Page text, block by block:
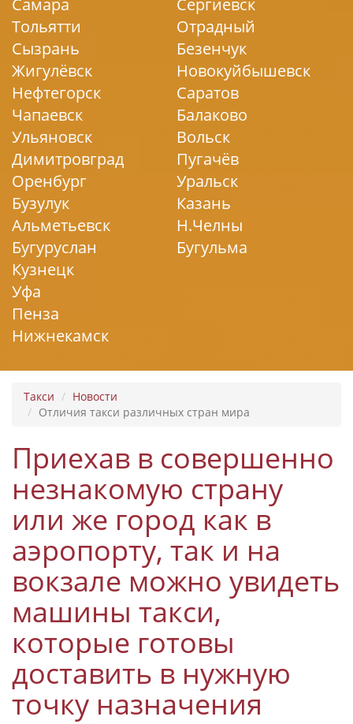
Самара
Тольятти
Сызрань
Жигулёвск
Сергиевск
Отрадный
Безенчук
Новокуйбышевск
Нефтегорск
Чапаевск
Ульяновск
Димитровград
Саратов
Балаково
Вольск
Пугачёв
Оренбург
Бузулук
Альметьевск
Бугуруслан
Уральск
Казань
Н.Челны
Бугульма
Кузнецк
Уфа
Пенза
Нижнекамск
Такси
Новости
Отличия такси различных стран мира
Приехав в совершенно
незнакомую страну
или же город как в
аэропорту, так и на
вокзале можно увидеть
машины такси,
которые готовы
доставить в нужную
точку назначения